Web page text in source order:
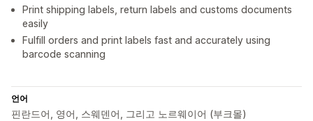
Print shipping labels, return labels and customs documents
easily
Fulfill orders and print labels fast and accurately using
barcode scanning
언어
핀란드어, 영어, 스웨덴어, 그리고 노르웨이어 (부크몰)